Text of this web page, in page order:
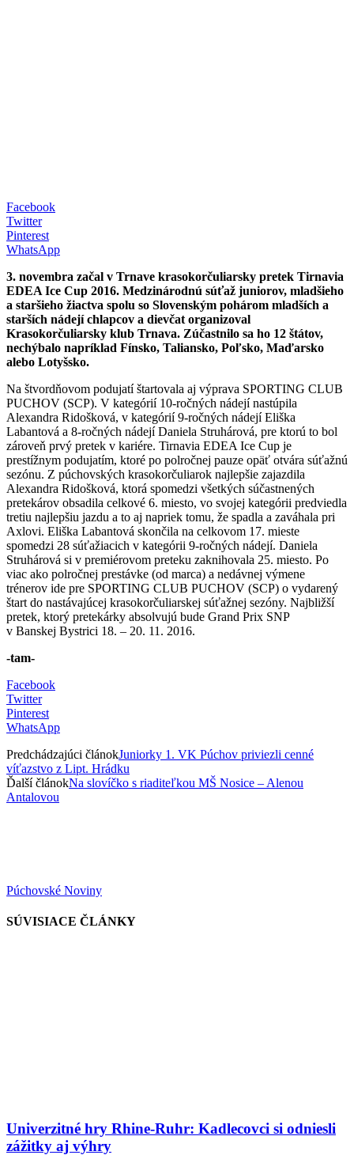
Facebook
Twitter
Pinterest
WhatsApp
3. novembra začal v Trnave krasokorčuliarsky pretek Tirnavia
EDEA Ice Cup 2016. Medzinárodnú súťaž juniorov, mladšieho
a staršieho žiactva spolu so Slovenským pohárom mladších a
starších nádejí chlapcov a dievčat organizoval
Krasokorčuliarsky klub Trnava. Zúčastnilo sa ho 12 štátov,
nechýbalo napríklad Fínsko, Taliansko, Poľsko, Maďarsko
alebo Lotyšsko.
Na štvordňovom podujatí štartovala aj výprava SPORTING CLUB
PUCHOV (SCP). V kategórií 10-ročných nádejí nastúpila
Alexandra Ridošková, v kategórií 9-ročných nádejí Eliška
Labantová a 8-ročných nádejí Daniela Struhárová, pre ktorú to bol
zároveň prvý pretek v kariére. Tirnavia EDEA Ice Cup je
prestížnym podujatím, ktoré po polročnej pauze opäť otvára súťažnú
sezónu. Z púchovských krasokorčuliarok najlepšie zajazdila
Alexandra Ridošková, ktorá spomedzi všetkých súčastnených
pretekárov obsadila celkové 6. miesto, vo svojej kategórii predviedla
tretiu najlepšiu jazdu a to aj napriek tomu, že spadla a zaváhala pri
Axlovi. Eliška Labantová skončila na celkovom 17. mieste
spomedzi 28 súťažiacich v kategórii 9-ročných nádejí. Daniela
Struhárová si v premiérovom preteku zaknihovala 25. miesto. Po
viac ako polročnej prestávke (od marca) a nedávnej výmene
trénerov ide pre SPORTING CLUB PUCHOV (SCP) o vydarený
štart do nastávajúcej krasokorčuliarskej súťažnej sezóny. Najbližší
pretek, ktorý pretekárky absolvujú bude Grand Prix SNP
v Banskej Bystrici 18. – 20. 11. 2016.
-tam-
Facebook
Twitter
Pinterest
WhatsApp
Predchádzajúci článokJuniorky 1. VK Púchov priviezli cenné
víťazstvo z Lipt. Hrádku
Ďalší článokNa slovíčko s riaditeľkou MŠ Nosice – Alenou
Antalovou
Púchovské Noviny
SÚVISIACE ČLÁNKY
Univerzitné hry Rhine-Ruhr: Kadlecovci si odniesli
zážitky aj výhry